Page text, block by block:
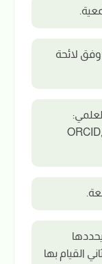
لائحة
القيام بها